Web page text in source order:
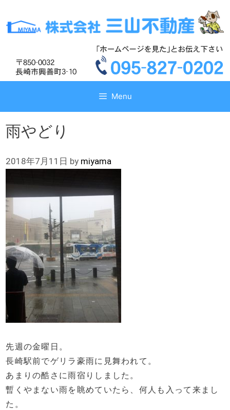
テ
ス
テ
ス
Menu
雨やどり
2018年7月11日 by miyama
先週の金曜日。
長崎駅前でゲリラ豪雨に見舞われて。
あまりの酷さに雨宿りしました。
暫くやまない雨を眺めていたら、何人も入って来まし
た。